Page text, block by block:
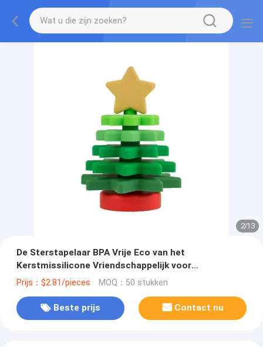
2/13
De Sterstapelaar BPA Vrije Eco van het
Kerstmissilicone Vriendschappelijk voor
Kindonderwijs
Prijs：$2.81/pieces MOQ：50 stukken
Beste prijs Contact nu